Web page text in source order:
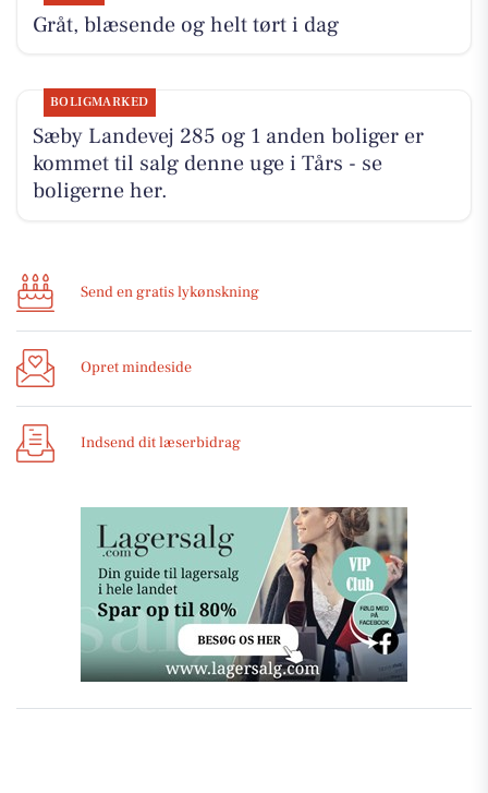
Gråt, blæsende og helt tørt i dag
BOLIGMARKED
Sæby Landevej 285 og 1 anden boliger er
kommet til salg denne uge i Tårs - se
boligerne her.
Send en gratis lykønskning
Opret mindeside
Indsend dit læserbidrag